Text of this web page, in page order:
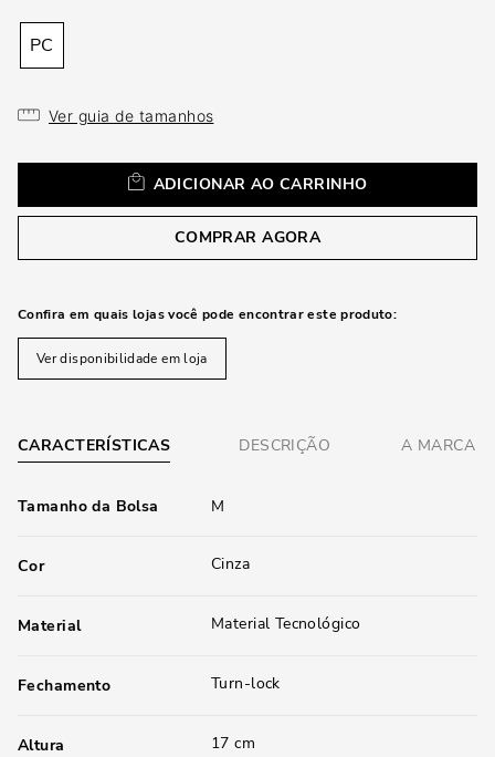
PC
Ver guia de tamanhos
ADICIONAR AO CARRINHO
COMPRAR AGORA
Confira em quais lojas você pode encontrar este produto:
Ver disponibilidade em loja
CARACTERÍSTICAS DESCRIÇÃO A MARCA
Tamanho da Bolsa M
Cor Cinza
Material Material Tecnológico
Fechamento Turn-lock
Altura 17 cm